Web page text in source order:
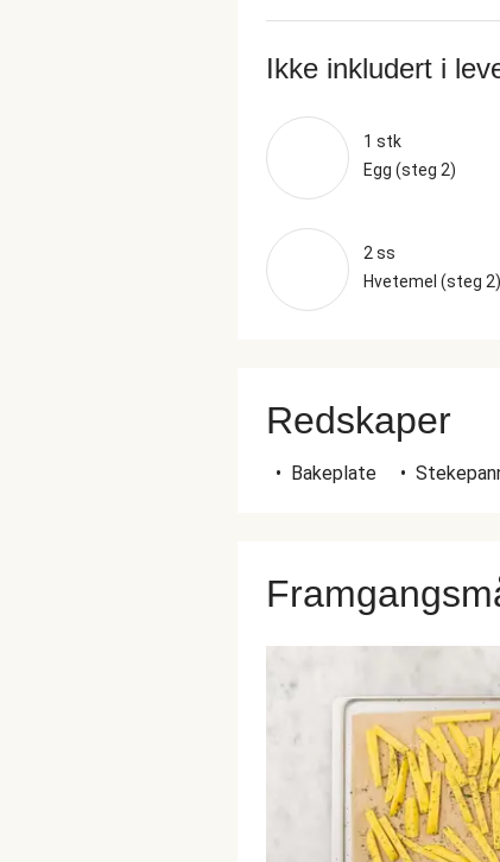
Ikke inkludert i
1 stk
Egg (steg 2)
2 ss
Hvetemel (steg 2)
Redskaper
• Bakeplate •